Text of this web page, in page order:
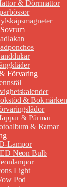
& Dörrmattor
Förvaring
& Bokmärken
& Pärmar
& Ramar
Lampor
Neon Bulb
Light
Pod